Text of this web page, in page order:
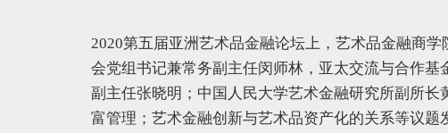
2020第五届亚洲艺术品金融论坛上，艺术品金融商
会党组书记兼常务副主任闵师林，亚太交流与合作
副主任张晓明；中国人民大学艺术金融研究所副所
富管理；艺术金融创新与艺术品资产化的关系等议